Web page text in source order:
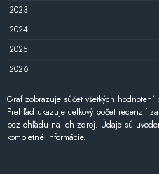
2023
2024
2025
2026
Graf zobrazuje súčet všetkých
Prehľad ukazuje celkový počet recenzií
bez ohľadu na ich zdroj. Údaje sú
kompletné informácie.